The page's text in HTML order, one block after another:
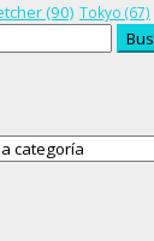
(90) Tokyo (67)